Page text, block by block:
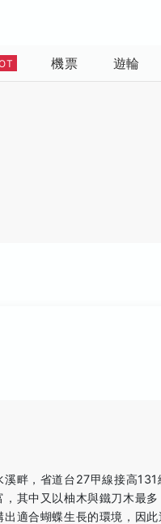
機票 遊輪
畔，省道台27甲線接高
其中又以柚木與鐵刀木最
出適合蝴蝶生長的環境，因